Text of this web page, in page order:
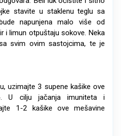
stavite u staklenu teglu sa
napunjena malo više od
i limun otpuštaju sokove. Neka
svim ovim sastojcima, te je
uzimajte 3 supene kašike ove
U cilju jačanja imuniteta i
1-2 kašike ove mešavine